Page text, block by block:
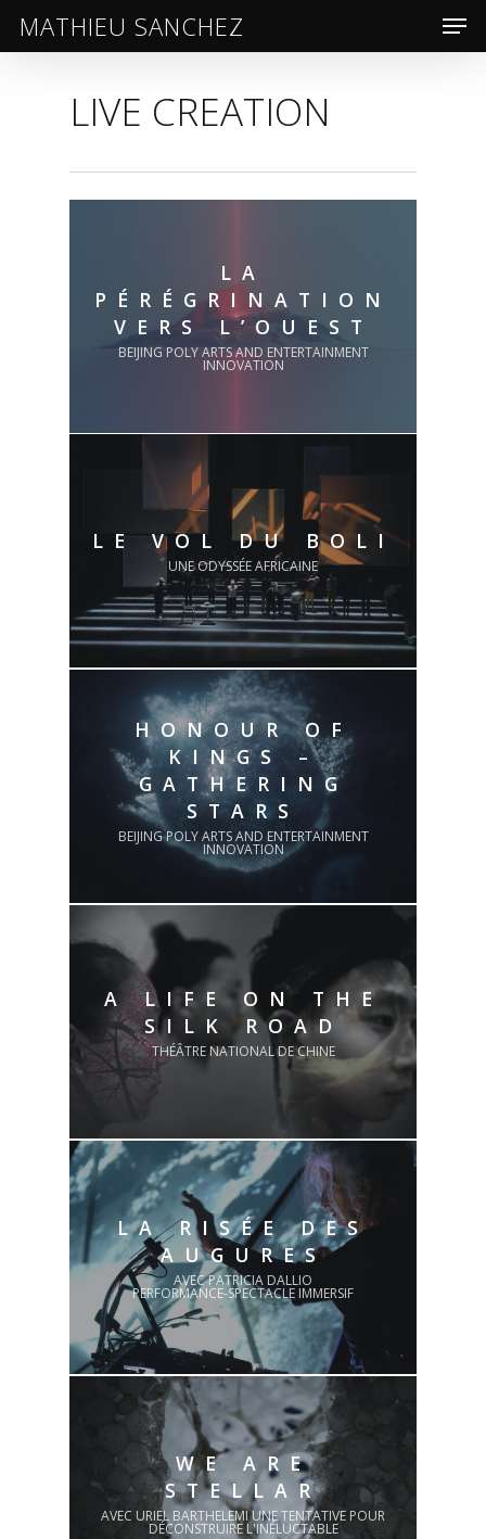
MATHIEU SANCHEZ
LIVE CREATION
LA
PÉRÉGRINATION
VERS L’OUEST
BEIJING POLY ARTS AND ENTERTAINMENT
INNOVATION
LE VOL DU BOLI
UNE ODYSSÉE AFRICAINE
HONOUR OF
KINGS –
GATHERING
STARS
BEIJING POLY ARTS AND ENTERTAINMENT
INNOVATION
A LIFE ON THE
SILK ROAD
THÉÂTRE NATIONAL DE CHINE
LA RISÉE DES
AUGURES
AVEC PATRICIA DALLIO
PERFORMANCE-SPECTACLE IMMERSIF
WE ARE
STELLAR
AVEC URIEL BARTHELEMI UNE TENTATIVE POUR
DÉCONSTRUIRE L'INÉLUCTABLE